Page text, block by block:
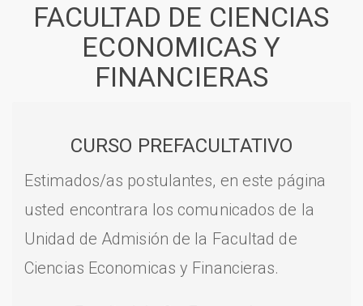
FACULTAD DE CIENCIAS
ECONOMICAS Y
FINANCIERAS
CURSO PREFACULTATIVO
Estimados/as postulantes, en este página
usted encontrara los comunicados de la
Unidad de Admisión de la Facultad de
Ciencias Economicas y Financieras.